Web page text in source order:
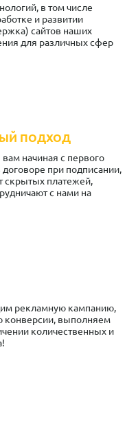
ПОДХОД
начиная с первого
при подписании,
скрытых платежей,
с нами на
рекламную кампанию,
конверсии, выполняем
количественных и
в том числе
и развитии
сайтов наших
для различных сфер